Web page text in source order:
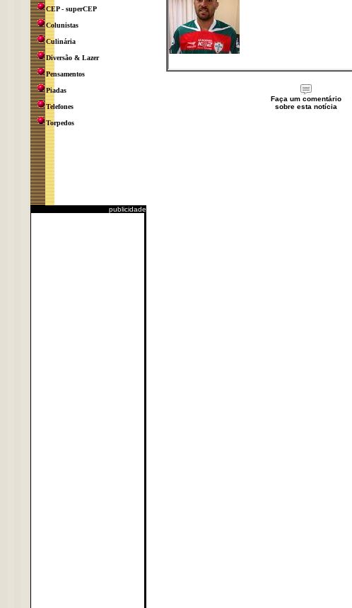
CEP - superCEP
Colunistas
Culinária
Diversão & Lazer
Pensamentos
Piadas
Telefones
Torpedos
publicidade
Faça um comentário
sobre esta notícia